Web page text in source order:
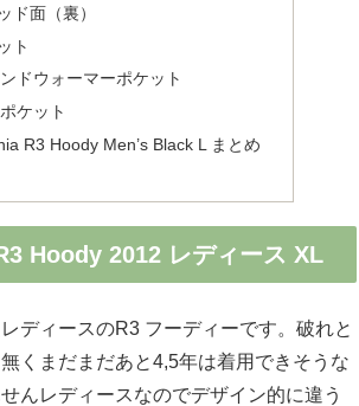
ド面（裏）
ト
ドウォーマーポケット
ケット
R3 Hoody Men’s Black L まとめ
Hoody 2012 レディース XL
ディースのR3 フーディーです。破れと
くまだまだあと4,5年は着用できそうな
んレディースなのでデザイン的に違う